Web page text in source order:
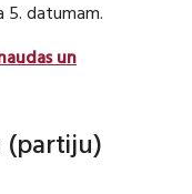
5. datumam.
un
(partiju)